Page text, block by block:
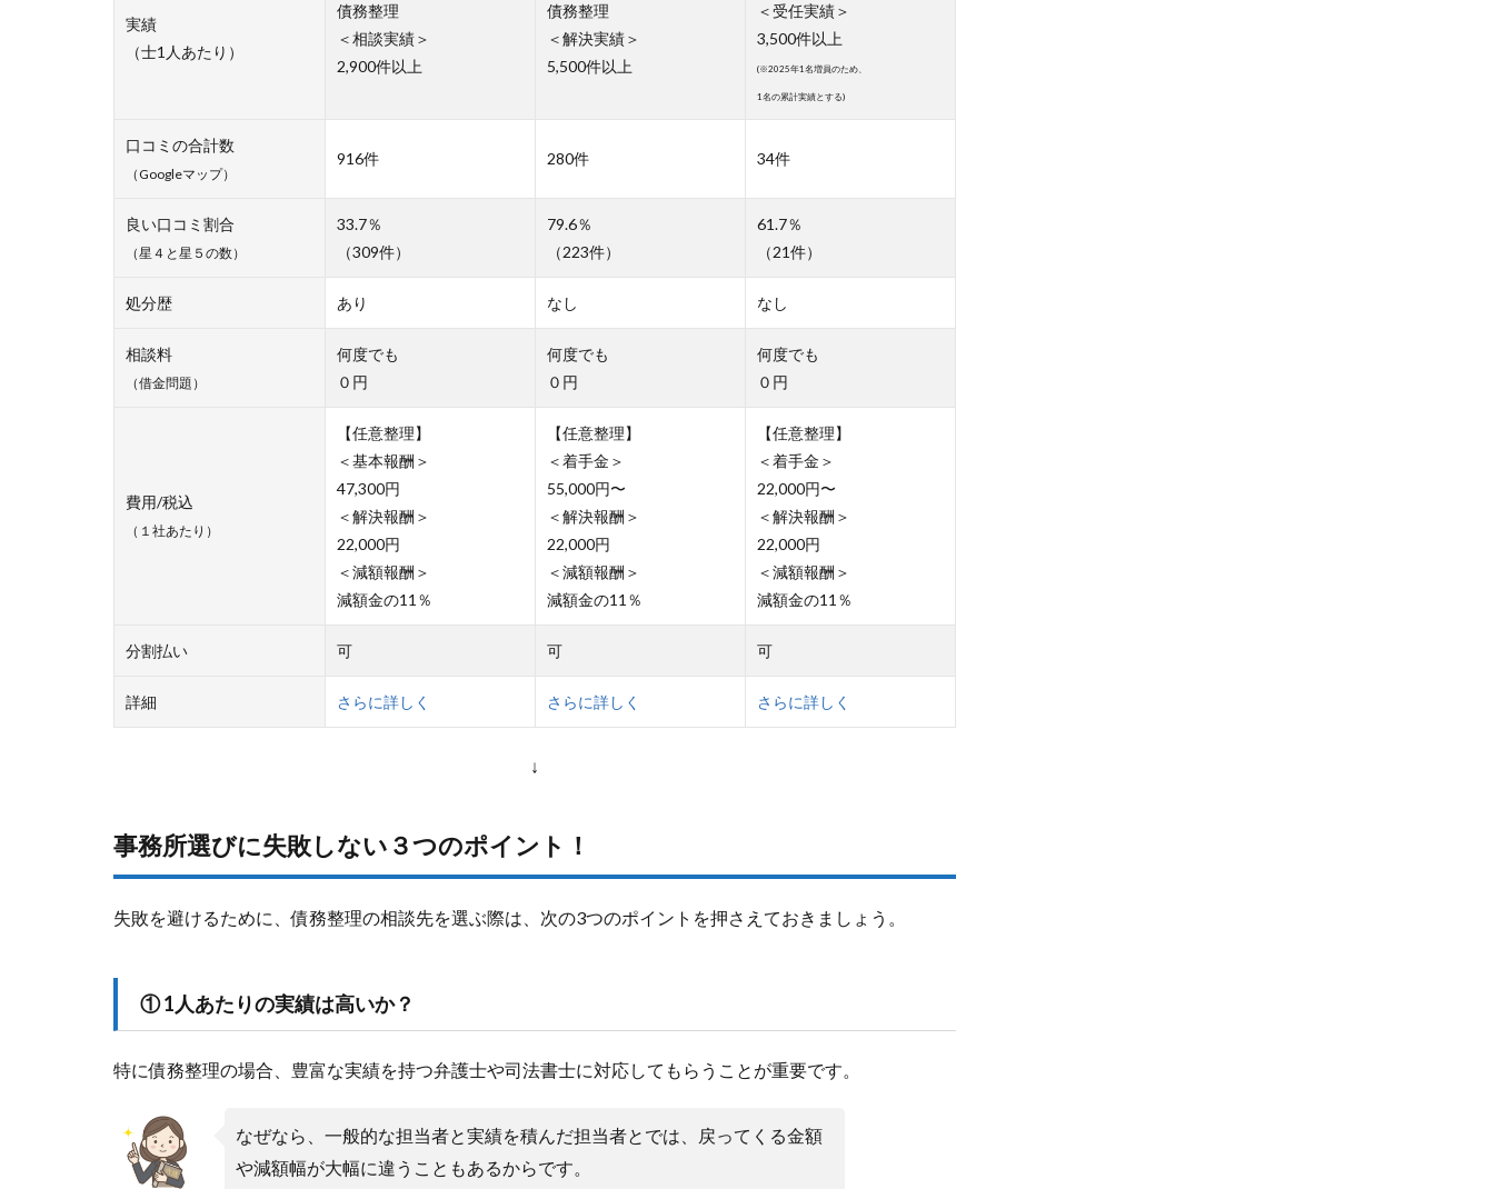
実績
（士1人あたり）
債務整理
＜相談実績＞
2,900件以上
債務整理
＜解決実績＞
5,500件以上
＜受任実績＞
3,500件以上
(※2025年1名増員のため、
1名の累計実績とする)
口コミの合計数
（Googleマップ）
916件 280件 34件
良い口コミ割合
（星４と星５の数）
33.7％
（309件）
79.6％
（223件）
61.7％
（21件）
処分歴 あり なし なし
相談料
（借金問題）
何度でも
０円
何度でも
０円
何度でも
０円
費用/税込
（１社あたり）
【任意整理】
＜基本報酬＞
47,300円
＜解決報酬＞
22,000円
＜減額報酬＞
減額金の11％
【任意整理】
＜着手金＞
55,000円〜
＜解決報酬＞
22,000円
＜減額報酬＞
減額金の11％
【任意整理】
＜着手金＞
22,000円〜
＜解決報酬＞
22,000円
＜減額報酬＞
減額金の11％
分割払い 可 可 可
詳細 さらに詳しく さらに詳しく さらに詳しく
↓
事務所選びに失敗しない３つのポイント！
失敗を避けるために、債務整理の相談先を選ぶ際は、次の3つのポイントを押さえておきましょう。
① 1人あたりの実績は高いか？
特に債務整理の場合、豊富な実績を持つ弁護士や司法書士に対応してもらうことが重要です。
なぜなら、一般的な担当者と実績を積んだ担当者とでは、戻ってくる金額
や減額幅が大幅に違うこともあるからです。